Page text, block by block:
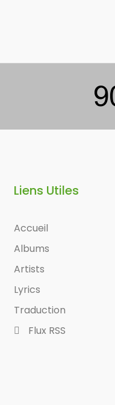
Liens Utiles
Accueil
Albums
Artists
Lyrics
Traduction
Flux RSS